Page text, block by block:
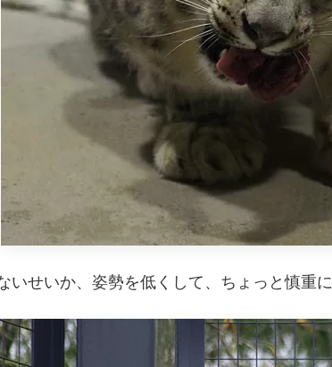
いせいか、姿勢を低くして、ちょっと慎重